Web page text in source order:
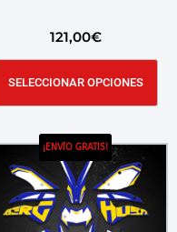
121,00€
SELECCIONAR OPCIONES
¡ENVÍO GRATIS!